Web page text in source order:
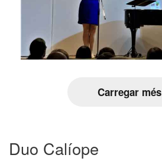
Carregar més
Duo Calíope